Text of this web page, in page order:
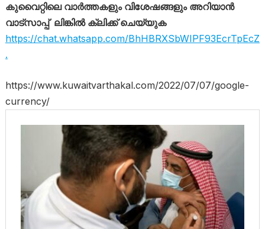
കുവൈറ്റിലെ വാർത്തകളും വിശേഷങ്ങളും അറിയാൻ
വാട്സാപ്പ് ലിങ്കിൽ ക്ലിക്ക് ചെയ്യുക
https://chat.whatsapp.com/BhHBRXSbWIPF93EcrTpEcZ
.
https://www.kuwaitvarthakal.com/2022/07/07/google-
currency/